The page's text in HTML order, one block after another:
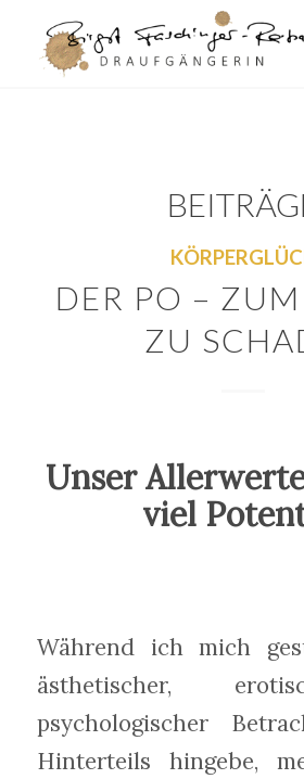
DER PO –
ZU
Unser
viel
Während ich mich
ästhetischer,
psychologischer
Hinterteils hingebe,